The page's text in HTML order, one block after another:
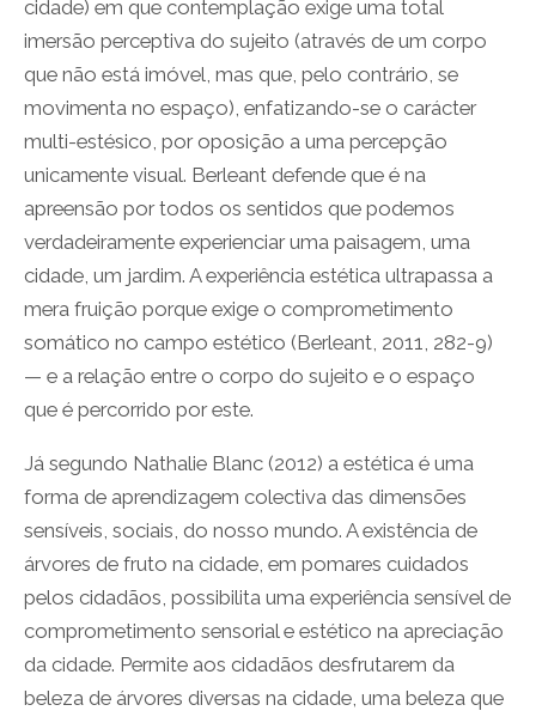
cidade) em que contemplação exige uma total
imersão perceptiva do sujeito (através de um corpo
que não está imóvel, mas que, pelo contrário, se
movimenta no espaço), enfatizando-se o carácter
multi-estésico, por oposição a uma percepção
unicamente visual. Berleant defende que é na
apreensão por todos os sentidos que podemos
verdadeiramente experienciar uma paisagem, uma
cidade, um jardim. A experiência estética ultrapassa a
mera fruição porque exige o comprometimento
somático no campo estético (Berleant, 2011, 282-9)
— e a relação entre o corpo do sujeito e o espaço
que é percorrido por este.
Já segundo Nathalie Blanc (2012) a estética é uma
forma de aprendizagem colectiva das dimensões
sensíveis, sociais, do nosso mundo. A existência de
árvores de fruto na cidade, em pomares cuidados
pelos cidadãos, possibilita uma experiência sensível de
comprometimento sensorial e estético na apreciação
da cidade. Permite aos cidadãos desfrutarem da
beleza de árvores diversas na cidade, uma beleza que